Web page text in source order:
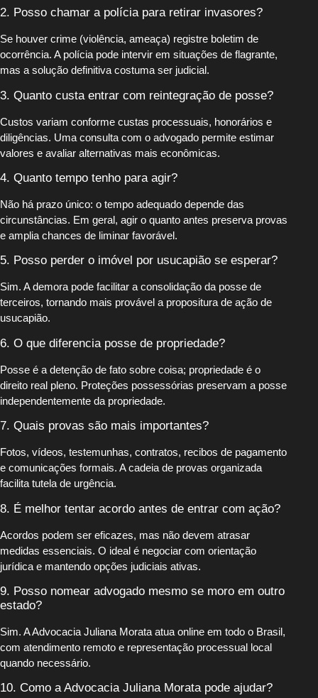
2. Posso chamar a polícia para retirar invasores?
Se houver crime (violência, ameaça) registre boletim de
ocorrência. A polícia pode intervir em situações de flagrante,
mas a solução definitiva costuma ser judicial.
3. Quanto custa entrar com reintegração de posse?
Custos variam conforme custas processuais, honorários e
diligências. Uma consulta com o advogado permite estimar
valores e avaliar alternativas mais econômicas.
4. Quanto tempo tenho para agir?
Não há prazo único: o tempo adequado depende das
circunstâncias. Em geral, agir o quanto antes preserva provas
e amplia chances de liminar favorável.
5. Posso perder o imóvel por usucapião se esperar?
Sim. A demora pode facilitar a consolidação da posse de
terceiros, tornando mais provável a propositura de ação de
usucapião.
6. O que diferencia posse de propriedade?
Posse é a detenção de fato sobre coisa; propriedade é o
direito real pleno. Proteções possessórias preservam a posse
independentemente da propriedade.
7. Quais provas são mais importantes?
Fotos, vídeos, testemunhas, contratos, recibos de pagamento
e comunicações formais. A cadeia de provas organizada
facilita tutela de urgência.
8. É melhor tentar acordo antes de entrar com ação?
Acordos podem ser eficazes, mas não devem atrasar
medidas essenciais. O ideal é negociar com orientação
jurídica e mantendo opções judiciais ativas.
9. Posso nomear advogado mesmo se moro em outro
estado?
Sim. A Advocacia Juliana Morata atua online em todo o Brasil,
com atendimento remoto e representação processual local
quando necessário.
10. Como a Advocacia Juliana Morata pode ajudar?